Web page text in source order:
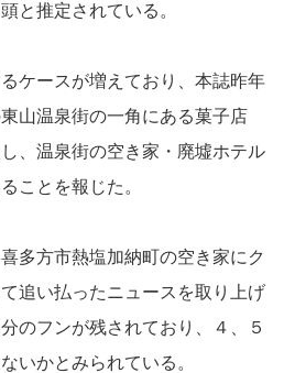
と推定されている。
ケースが増えており、本誌昨年
山温泉街の一角にある菓子店
、温泉街の空き家・廃墟ホテル
ことを報じた。
多方市熱塩加納町の空き家にク
追い払ったニュースを取り上げ
のフンが残されており、４、５
いかとみられている。